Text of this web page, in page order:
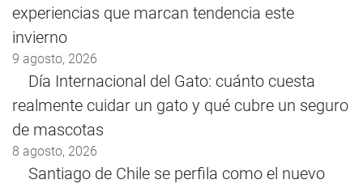
experiencias que marcan tendencia este
invierno
9 agosto, 2026
Día Internacional del Gato: cuánto cuesta
realmente cuidar un gato y qué cubre un seguro
de mascotas
8 agosto, 2026
Santiago de Chile se perfila como el nuevo